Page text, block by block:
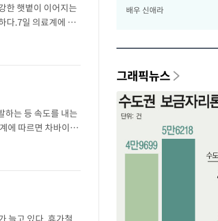
한 햇볕이 이어지는
다.7일 의료계에 따
가 붉게 변하는 홍
하는 등 속도를 내는
에 따르면 차바이오
부(중기부), 과학기
배우 신애라
그래픽뉴스